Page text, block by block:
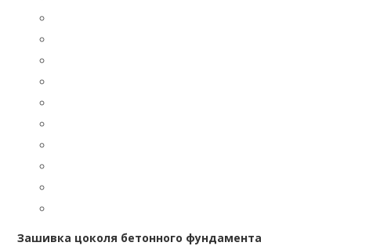
Зашивка цоколя бетонного фундамента